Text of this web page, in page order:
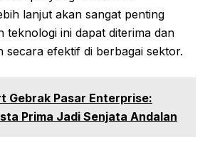
lanjut akan sangat penting
teknologi ini dapat diterima dan
secara efektif di berbagai sektor.
Gebrak Pasar Enterprise:
Prima Jadi Senjata Andalan